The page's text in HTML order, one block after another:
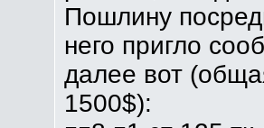
Пошлину
него пригло
далее вот
1500$):